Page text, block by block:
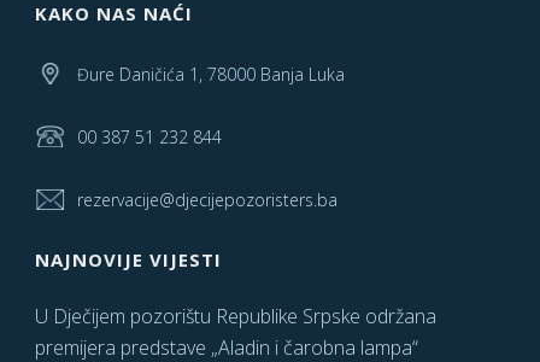
KAKO NAS NAĆI
Đure Daničića 1, 78000 Banja Luka
00 387 51 232 844
rezervacije@djecijepozoristers.ba
NAJNOVIJE VIJESTI
U Dječijem pozorištu Republike Srpske održana
premijera predstave „Aladin i čarobna lampa“